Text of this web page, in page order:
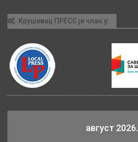
Крушевац ПРЕСС је члан у:
август 2026.